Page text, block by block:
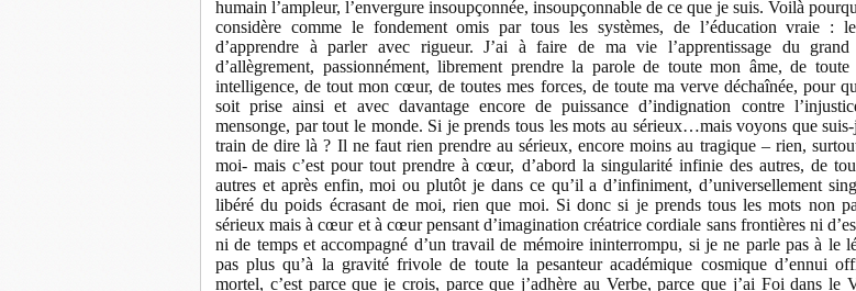
humain l’ampleur, l’envergure insoupçonnée, insoupçonnable de ce que je suis. Voilà
considère comme le fondement omis par tous les systèmes, de l’éducation vraie :
d’apprendre à parler avec rigueur. J’ai à faire de ma vie l’apprentissage du grand
d’allègrement, passionnément, librement prendre la parole de toute mon âme, de toute
intelligence, de tout mon cœur, de toutes mes forces, de toute ma verve déchaînée, pour
soit prise ainsi et avec davantage encore de puissance d’indignation contre
mensonge, par tout le monde. Si je prends tous les mots au sérieux…mais voyons que
train de dire là ? Il ne faut rien prendre au sérieux, encore moins au tragique – rien,
moi- mais c’est pour tout prendre à cœur, d’abord la singularité infinie des autres, de
autres et après enfin, moi ou plutôt je dans ce qu’il a d’infiniment, d’universellement
libéré du poids écrasant de moi, rien que moi. Si donc si je prends tous les mots non
sérieux mais à cœur et à cœur pensant d’imagination créatrice cordiale sans frontières ni
ni de temps et accompagné d’un travail de mémoire ininterrompu, si je ne parle pas à le
pas plus qu’à la gravité frivole de toute la pesanteur académique cosmique d’ennui
mortel, c’est parce que je crois, parce que j’adhère au Verbe, parce que j’ai Foi dans le